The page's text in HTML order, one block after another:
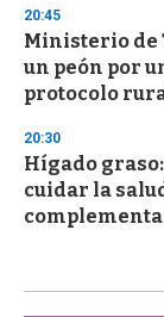
20:45
Ministerio de
un peón por
protocolo
20:30
Hígado
cuidar la